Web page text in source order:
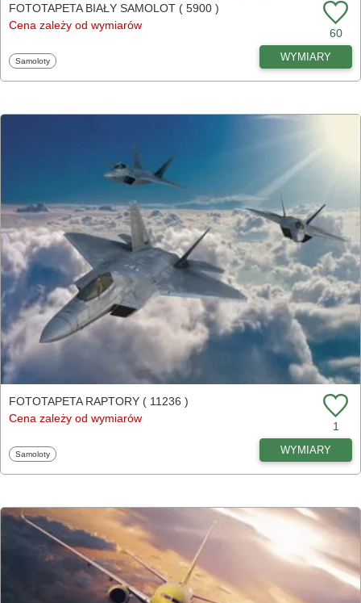
FOTOTAPETA BIAŁY SAMOLOT ( 5900 )
Cena zależy od wymiarów
60
Fototapety
Samoloty WYMIARY
FOTOTAPETA RAPTORY ( 11236 )
Cena zależy od wymiarów
1
Fototapety
Samoloty WYMIARY